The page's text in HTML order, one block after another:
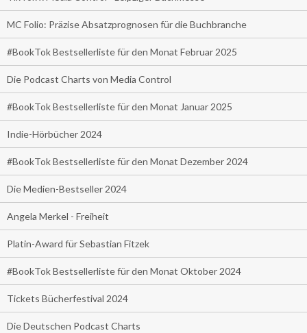
MC Folio: Präzise Absatzprognosen für die Buchbranche
#BookTok Bestsellerliste für den Monat Februar 2025
Die Podcast Charts von Media Control
#BookTok Bestsellerliste für den Monat Januar 2025
Indie-Hörbücher 2024
#BookTok Bestsellerliste für den Monat Dezember 2024
Die Medien-Bestseller 2024
Angela Merkel - Freiheit
Platin-Award für Sebastian Fitzek
#BookTok Bestsellerliste für den Monat Oktober 2024
Tickets Bücherfestival 2024
Die Deutschen Podcast Charts